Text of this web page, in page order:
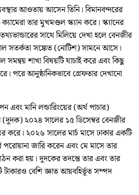
আওতায় আসেন তিনি। বিমানবন্দরের
তার মুখমণ্ডল স্ক্যান করে। স্ক্যানের
সাথে মিলিয়ে দেখা হলে বেনজীর
সতর্কতা সঙ্কেত (নোটিশ) সামনে আসে।
শাখা বিষয়টি যাচাই করে এবং কিছু
পরে আনুষ্ঠানিকভাবে গ্রেফতার দেখানো
মানি লন্ডারিংয়ের (অর্থ পাচার)
(দুদক) ২০২৪ সালের ১৫ ডিসেম্বর বেনজীর
করে। ২০২৬ সালের মার্চ মাসে ঢাকার একটি
পরোয়ানা জারি করেন এবং মে মাসে তার
করা হয়। দুদকের তদন্তে তার এবং তার
টাকারও বেশি জ্ঞাত আয়বহির্ভূত সম্পদ